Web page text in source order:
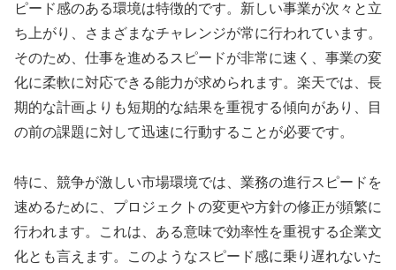
ピード感のある環境は特徴的です。新しい事業が次々と立
ち上がり、さまざまなチャレンジが常に行われています。
そのため、仕事を進めるスピードが非常に速く、事業の変
化に柔軟に対応できる能力が求められます。楽天では、長
期的な計画よりも短期的な結果を重視する傾向があり、目
の前の課題に対して迅速に行動することが必要です。
特に、競争が激しい市場環境では、業務の進行スピードを
速めるために、プロジェクトの変更や方針の修正が頻繁に
行われます。これは、ある意味で効率性を重視する企業文
化とも言えます。このようなスピード感に乗り遅れないた